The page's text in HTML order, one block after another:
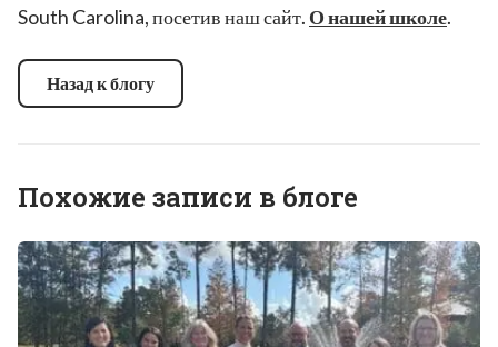
South Carolina, посетив наш сайт. О нашей школе.
Назад к блогу
Похожие записи в блоге